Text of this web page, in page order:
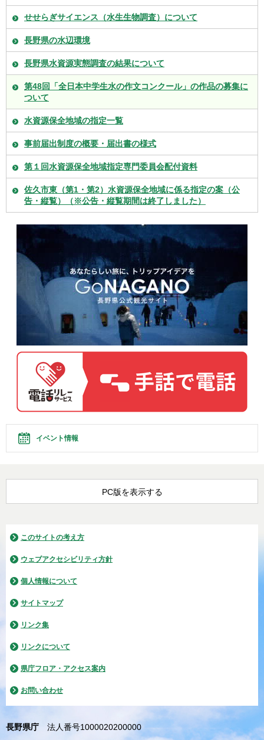
せせらぎサイエンス（水生生物調査）について
長野県の水辺環境
長野県水資源実態調査の結果について
第48回「全日本中学生水の作文コンクール」の作品の募集に
ついて
水資源保全地域の指定一覧
事前届出制度の概要・届出書の様式
第１回水資源保全地域指定専門委員会配付資料
佐久市東（第1・第2）水資源保全地域に係る指定の案（公
告・縦覧）（※公告・縦覧期間は終了しました）
イベント情報
PC版を表示する
このサイトの考え方
ウェブアクセシビリティ方針
個人情報について
サイトマップ
リンク集
リンクについて
県庁フロア・アクセス案内
お問い合わせ
長野県庁
法人番号1000020200000